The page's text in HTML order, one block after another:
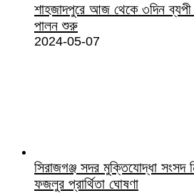
শাহজাদপুরে আজ থেকে ৩দিন ব্যপী
পালন শুরু
2024-05-07
সিরাজগঞ্জ সদর মুক্তিযোদ্ধা সংসদ
ফজলুর প্রার্থিতা ঘোষণা